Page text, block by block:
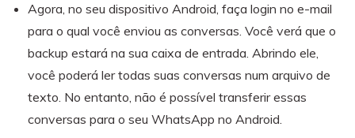
Agora, no seu dispositivo Android, faça login no e-mail
para o qual você enviou as conversas. Você verá que o
backup estará na sua caixa de entrada. Abrindo ele,
você poderá ler todas suas conversas num arquivo de
texto. No entanto, não é possível transferir essas
conversas para o seu WhatsApp no Android.